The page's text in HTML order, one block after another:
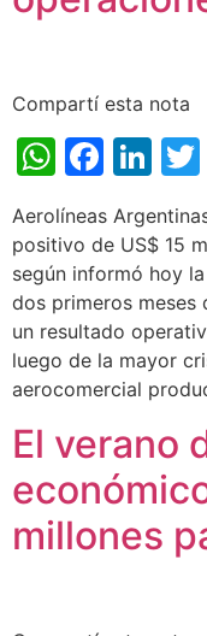
Compartí esta nota
Aerolíneas
positivo de US$ 15
según informó hoy
dos primeros
un resultado
luego de la mayor
aerocomercial
El verano
millones